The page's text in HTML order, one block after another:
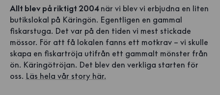
Allt blev på riktigt 2004 när vi blev vi erbjudna en liten
butikslokal på Käringön. Egentligen en gammal
fiskarstuga. Det var på den tiden vi mest stickade
mössor. För att få lokalen fanns ett motkrav – vi skulle
skapa en fiskartröja utifrån ett gammalt mönster från
ön. Käringötröjan. Det blev den verkliga starten för
oss. Läs hela vår story här.